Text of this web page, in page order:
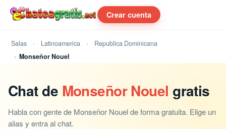
Crear cuenta
Salas Latinoamerica
Republica Dominicana
Monseñor Nouel
Chat de Monseñor Nouel gratis
Habla con gente de Monseñor Nouel de forma gratuita. Elige un
alias y entra al chat.